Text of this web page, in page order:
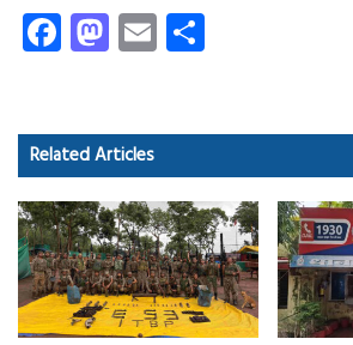
Fa
ce
o
ok
M
as
d
o
n
E
m
Related Articles